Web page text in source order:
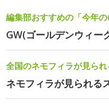
編集部おすすめの「今年
GW(ゴールデンウィー
全国のネモフィラが見ら
ネモフィラが見られる